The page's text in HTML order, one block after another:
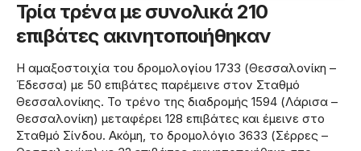
Τρία τρένα με συνολικά 210
επιβάτες ακινητοποιήθηκαν
Η αμαξοστοιχία του δρομολογίου 1733 (Θεσσαλονίκη –
Έδεσσα) με 50 επιβάτες παρέμεινε στον Σταθμό
Θεσσαλονίκης. Το τρένο της διαδρομής 1594 (Λάρισα –
Θεσσαλονίκη) μεταφέρει 128 επιβάτες και έμεινε στο
Σταθμό Σίνδου. Ακόμη, το δρομολόγιο 3633 (Σέρρες –